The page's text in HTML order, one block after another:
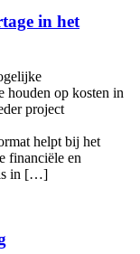
in het
houden op kosten in
project
helpt bij het
financiële en
is in […]